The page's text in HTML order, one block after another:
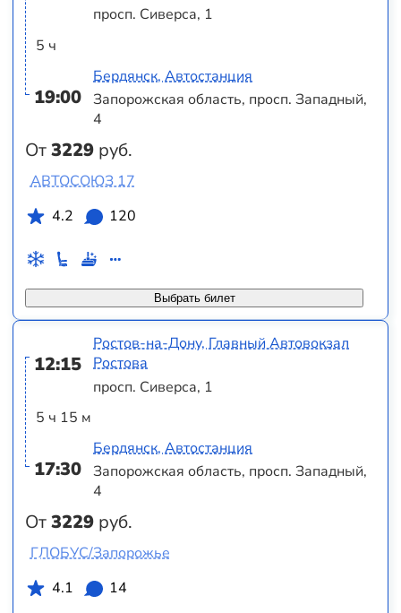
5 ч
19:00
От3229 руб.
просп. Сиверса, 1
Бердянск, Автостанция
Запорожская область, просп. Западный,
4
Выбрать билет
АВТОСОЮЗ 17
4.2
120
12:15
5 ч 15 м
17:30
От3229 руб.
Ростов-на-Дону, Главный Автовокзал
Ростова
просп. Сиверса, 1
Бердянск, Автостанция
Запорожская область, просп. Западный,
4
ГЛОБУС/Запорожье
4.1
14